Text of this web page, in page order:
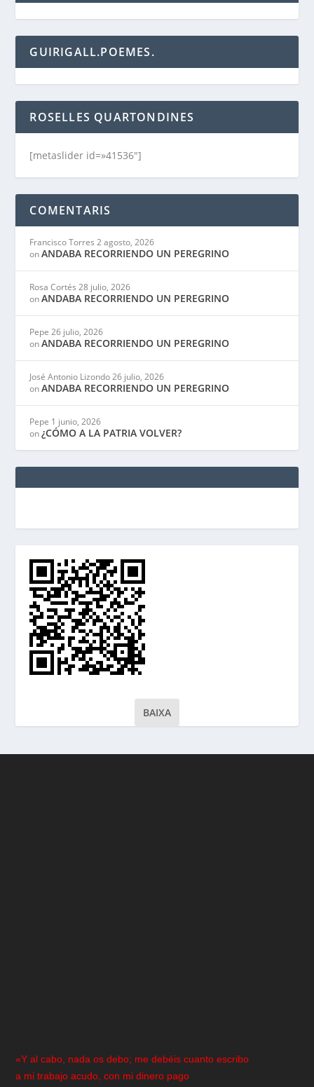
GUIRIGALL.POEMES.
ROSELLES QUARTONDINES
[metaslider id=»41536″]
COMENTARIS
Francisco Torres 2 agosto, 2026
onANDABA RECORRIENDO UN PEREGRINO
Rosa Cortés 28 julio, 2026
onANDABA RECORRIENDO UN PEREGRINO
Pepe 26 julio, 2026
onANDABA RECORRIENDO UN PEREGRINO
José Antonio Lizondo 26 julio, 2026
onANDABA RECORRIENDO UN PEREGRINO
Pepe 1 junio, 2026
on¿CÓMO A LA PATRIA VOLVER?
BAIXA
«Y al cabo, nada os debo; me debéis cuanto escribo
a mi trabajo acudo, con mi dinero pago